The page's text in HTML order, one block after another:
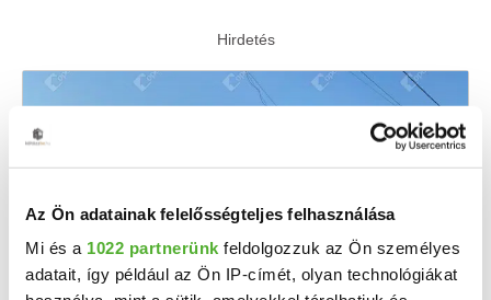
Az Ön adatainak felelősségteljes felhasználása
Mi és a 1022 partnerünk feldolgozzuk az Ön személyes
adatait, így például az Ön IP-címét, olyan technológiákat